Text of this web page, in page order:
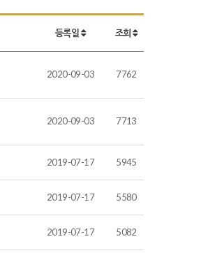
등록일 조회
2020-09-03 7762
2020-09-03 7713
2019-07-17 5945
2019-07-17 5580
2019-07-17 5082